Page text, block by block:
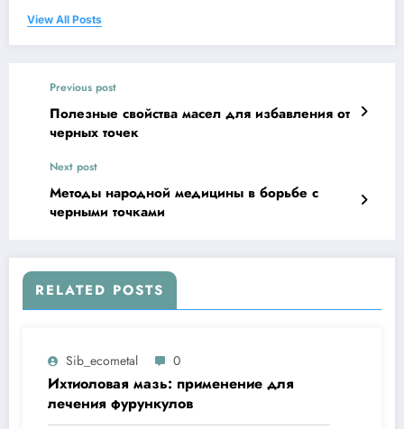
View All Posts
Previous post
Полезные свойства масел для избавления от
черных точек
Next post
Методы народной медицины в борьбе с
черными точками
RELATED POSTS
Sib_ecometal 0
Ихтиоловая мазь: применение для
лечения фурункулов